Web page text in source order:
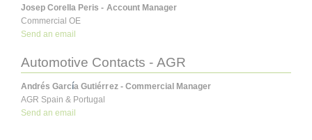
Josep Corella Peris - Account Manager
Commercial OE
Send an email
Automotive Contacts - AGR
Andrés García Gutiérrez - Commercial Manager
AGR Spain & Portugal
Send an email